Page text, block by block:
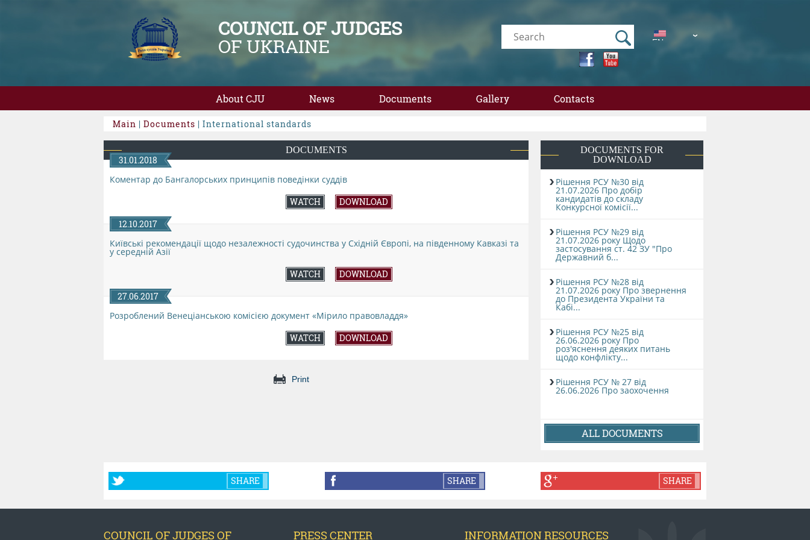
COUNCIL OF JUDGES
OF UKRAINE
EN
About CJU News Documents Gallery Contacts
Main | Documents | International standards
DOCUMENTS
31.01.2018
Коментар до Бангалорських принципів поведінки суддів
WATCH
DOWNLOAD
12.10.2017
Київські рекомендації щодо незалежності судочинства у Східній Європі, на південному Кавказі та
у середній Азії
WATCH
DOWNLOAD
27.06.2017
Розроблений Венеціанською комісією документ «Мірило правовладдя»
WATCH
DOWNLOAD
Print
DOCUMENTS FOR
DOWNLOAD
Рішення РСУ №30 від
21.07.2026 Про добір
кандидатів до складу
Конкурсної комісії...
Рішення РСУ №29 від
21.07.2026 року Щодо
застосування ст. 42 ЗУ "Про
Державний б...
Рішення РСУ №28 від
21.07.2026 року Про звернення
до Президента України та
Кабі...
Рішення РСУ №25 від
26.06.2026 року Про
роз'яснення деяких питань
щодо конфлікту...
Рішення РСУ № 27 від
26.06.2026 Про заохочення
ALL DOCUMENTS
SHARE SHARE SHARE
COUNCIL OF JUDGES OF PRESS CENTER INFORMATION RESOURCES